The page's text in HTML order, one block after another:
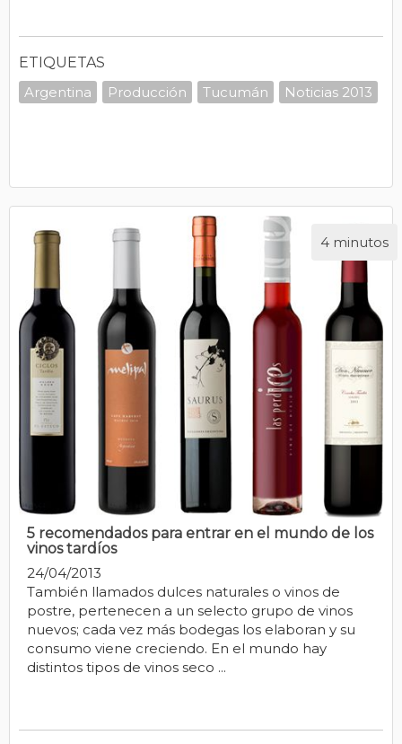
ETIQUETAS
Argentina
Producción Tucumán Noticias 2013
4 minutos
5 recomendados para entrar en el mundo de los
vinos tardíos
24/04/2013
También llamados dulces naturales o vinos de
postre, pertenecen a un selecto grupo de vinos
nuevos; cada vez más bodegas los elaboran y su
consumo viene creciendo. En el mundo hay
distintos tipos de vinos seco ...